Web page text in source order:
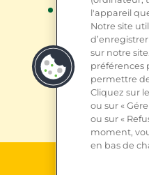
poignée
l'appareil
Notre site
sur notre
préférences
permettre
Cliquez sur
ou sur «
ou sur «
moment,
en bas de